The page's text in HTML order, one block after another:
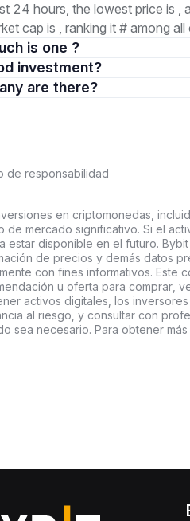
24 hours, the lowest price is ,
cap is , ranking it # among
is one ?
good investment?
4. How many are there?
de responsabilidad
en criptomonedas,
de mercado significativo. Si el
estar disponible en el futuro.
de precios y demás datos
con fines informativos. Este
u oferta para comprar,
activos digitales, los
al riesgo, y consultar con
sea necesario. Para obtener